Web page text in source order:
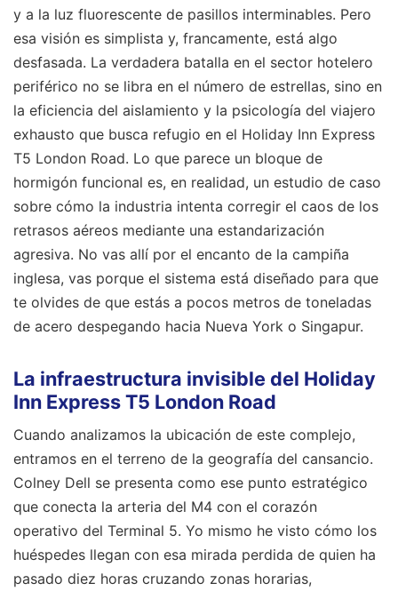
y a la luz fluorescente de pasillos interminables. Pero
esa visión es simplista y, francamente, está algo
desfasada. La verdadera batalla en el sector hotelero
periférico no se libra en el número de estrellas, sino en
la eficiencia del aislamiento y la psicología del viajero
exhausto que busca refugio en el Holiday Inn Express
T5 London Road. Lo que parece un bloque de
hormigón funcional es, en realidad, un estudio de caso
sobre cómo la industria intenta corregir el caos de los
retrasos aéreos mediante una estandarización
agresiva. No vas allí por el encanto de la campiña
inglesa, vas porque el sistema está diseñado para que
te olvides de que estás a pocos metros de toneladas
de acero despegando hacia Nueva York o Singapur.
La infraestructura invisible del Holiday
Inn Express T5 London Road
Cuando analizamos la ubicación de este complejo,
entramos en el terreno de la geografía del cansancio.
Colney Dell se presenta como ese punto estratégico
que conecta la arteria del M4 con el corazón
operativo del Terminal 5. Yo mismo he visto cómo los
huéspedes llegan con esa mirada perdida de quien ha
pasado diez horas cruzando zonas horarias,